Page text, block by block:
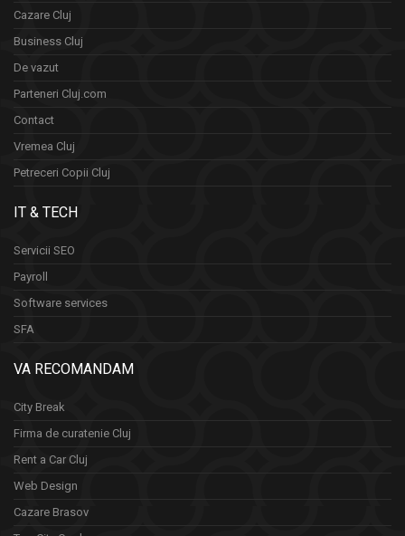
Cazare Cluj
Business Cluj
De vazut
Parteneri Cluj.com
Contact
Vremea Cluj
Petreceri Copii Cluj
IT & TECH
Servicii SEO
Payroll
Software services
SFA
VA RECOMANDAM
City Break
Firma de curatenie Cluj
Rent a Car Cluj
Web Design
Cazare Brasov